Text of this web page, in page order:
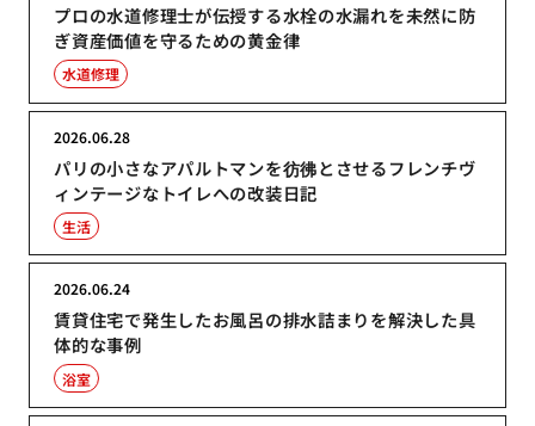
プロの水道修理士が伝授する水栓の水漏れを未然に防
ぎ資産価値を守るための黄金律
水道修理
パリの小さなアパルトマンを彷彿とさせるフレンチヴ
ィンテージなトイレへの改装日記
2026.06.28
生活
賃貸住宅で発生したお風呂の排水詰まりを解決した具
体的な事例
2026.06.24
浴室